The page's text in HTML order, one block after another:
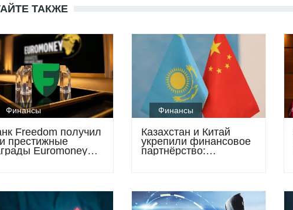
ТАКЖЕ
Финансы
Freedom получил
престижные
Euromoney
Финансы
Казахстан и Китай
укрепили финансовое
партнёрство: